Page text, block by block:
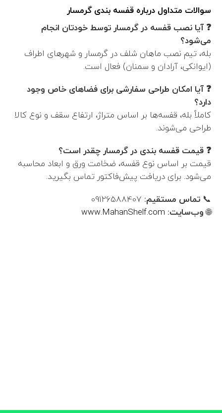
سوالات متداول درباره قفسه بندی گرمسار
❓ آیا نصب قفسه در گرمسار توسط خودتان انجام
می‌شود؟
بله، تیم نصب ماهان شلف در گرمسار و شهرهای اطراف
(ایوانکی، آرادان و سمنان) فعال است.
❓ آیا امکان طراحی سفارشی برای فضاهای خاص وجود
دارد؟
کاملاً بله، قفسه‌ها بر اساس متراژ، ارتفاع سقف و نوع کالا
طراحی می‌شوند.
❓ قیمت قفسه بندی در گرمسار چقدر است؟
قیمت بر اساس نوع قفسه، ضخامت ورق و ابعاد محاسبه
می‌شود. برای دریافت پیش‌فاکتور تماس بگیرید.
📞تماس مستقیم:
🌐وب‌سایت: www.MahanShelf.com